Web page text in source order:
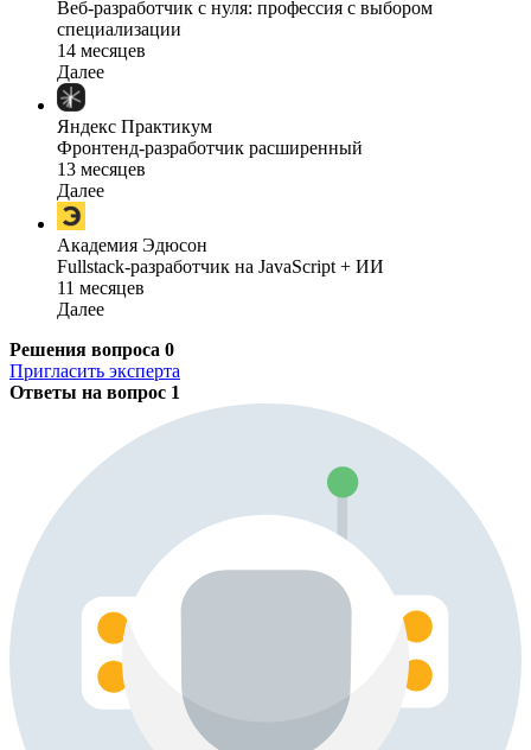
Веб-разработчик с нуля: профессия с выбором
специализации
14 месяцев
Далее
Яндекс Практикум
Фронтенд-разработчик расширенный
13 месяцев
Далее
Академия Эдюсон
Fullstack-разработчик на JavaScript + ИИ
11 месяцев
Далее
Решения вопроса 0
Пригласить эксперта
Ответы на вопрос 1